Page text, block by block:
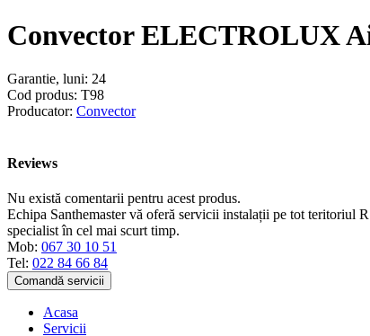
Convector ELECTROLUX
Garantie, luni: 24
Cod produs: T98
Producator: Convector
Reviews
Nu există comentarii pentru acest produs.
Echipa Santhemaster vă oferă servicii instalații pe tot teritoriul
specialist în cel mai scurt timp.
Mob: 067 30 10 51
Tel: 022 84 66 84
Comandă servicii
Acasa
Servicii